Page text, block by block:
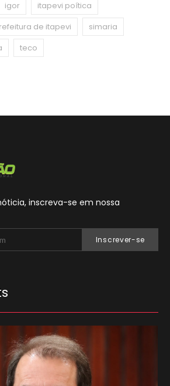
igor
itapevi poítica
de itapevi
simaria
teco
inscreva-se em nossa
Inscrever-se